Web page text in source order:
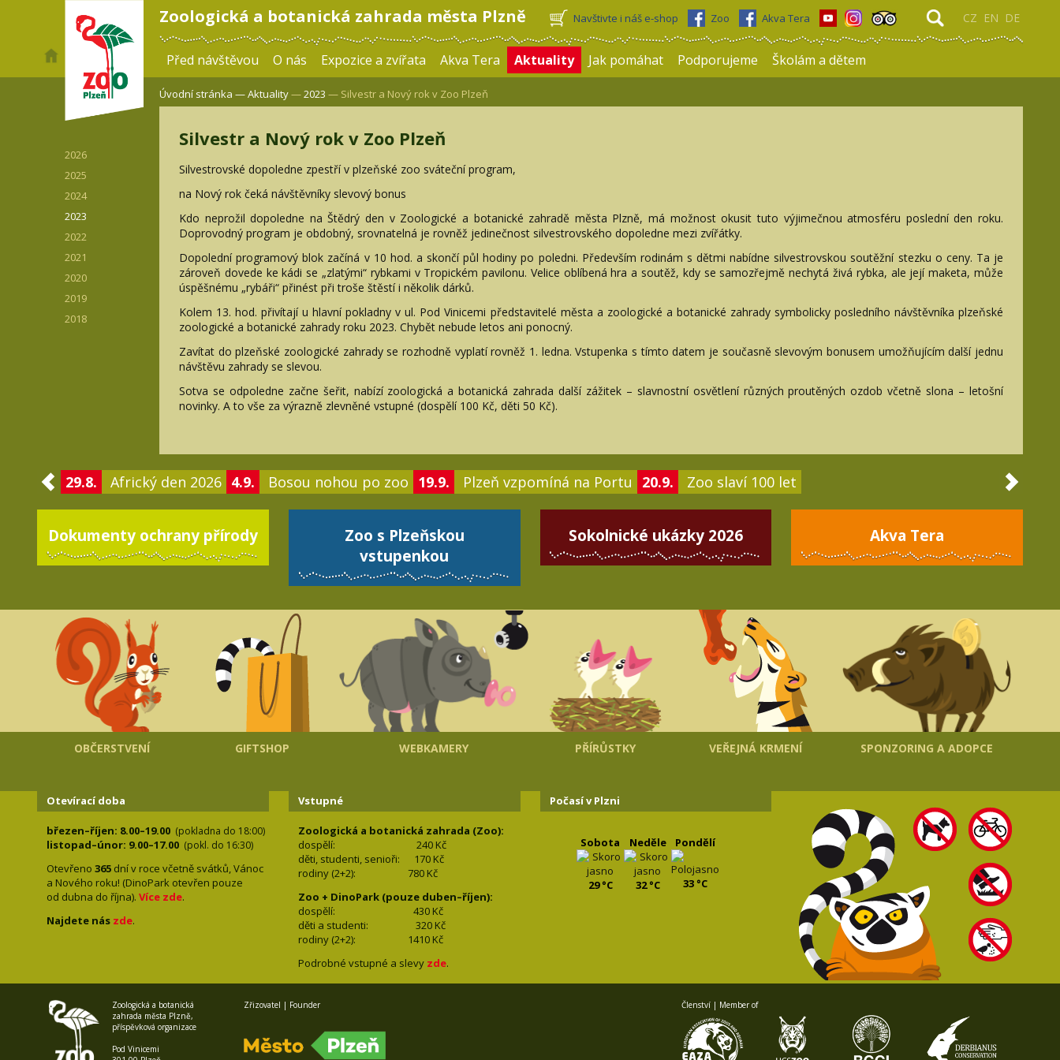
Zoologická a botanická zahrada města Plzně CZ EN DE
Navštivte i náš e-shop Zoo Akva Tera
Před návštěvou O nás Expozice a zvířata Akva Tera Aktuality Jak pomáhat Podporujeme Školám a dětem
2026
2025
2024
2023
2022
2021
2020
2019
2018
Úvodní stránka —Aktuality—2023 — Silvestr a Nový rok v Zoo Plzeň
Silvestr a Nový rok v Zoo Plzeň
Silvestrovské dopoledne zpestří v plzeňské zoo sváteční program,
na Nový rok čeká návštěvníky slevový bonus
Kdo neprožil dopoledne na Štědrý den v Zoologické a botanické zahradě města Plzně, má možnost okusit tuto výjimečnou atmosféru poslední den roku.
Doprovodný program je obdobný, srovnatelná je rovněž jedinečnost silvestrovského dopoledne mezi zvířátky.
Dopolední programový blok začíná v 10 hod. a skončí půl hodiny po poledni. Především rodinám s dětmi nabídne silvestrovskou soutěžní stezku o ceny. Ta je
zároveň dovede ke kádi se „zlatými“ rybkami v Tropickém pavilonu. Velice oblíbená hra a soutěž, kdy se samozřejmě nechytá živá rybka, ale její maketa, může
úspěšnému „rybáři“ přinést při troše štěstí i několik dárků.
Kolem 13. hod. přivítají u hlavní pokladny v ul. Pod Vinicemi představitelé města a zoologické a botanické zahrady symbolicky posledního návštěvníka plzeňské
zoologické a botanické zahrady roku 2023. Chybět nebude letos ani ponocný.
Zavítat do plzeňské zoologické zahrady se rozhodně vyplatí rovněž 1. ledna. Vstupenka s tímto datem je současně slevovým bonusem umožňujícím další jednu
návštěvu zahrady se slevou.
Sotva se odpoledne začne šeřit, nabízí zoologická a botanická zahrada další zážitek – slavnostní osvětlení různých proutěných ozdob včetně slona – letošní
novinky. A to vše za výrazně zlevněné vstupné (dospělí 100 Kč, děti 50 Kč).
29.8. Africký den 2026 4.9. Bosou nohou po zoo 19.9. Plzeň vzpomíná na Portu 20.9. Zoo slaví 100 let
Dokumenty ochrany přírody
Zoo s Plzeňskou
vstupenkou
Sokolnické ukázky 2026 Akva Tera
OBČERSTVENÍ GIFTSHOP WEBKAMERY PŘÍRŮSTKY VEŘEJNÁ KRMENÍ SPONZORING A ADOPCE
Otevírací doba
březen–říjen: 8.00–19.00 (pokladna do 18:00)
listopad–únor: 9.00–17.00 (pokl. do 16:30)
Otevřeno 365 dní v roce včetně svátků, Vánoc
a Nového roku! (DinoPark otevřen pouze
od dubna do října). Více zde.
Najdete nás zde.
Vstupné
Zoologická a botanická zahrada (Zoo):
dospělí:
240 Kč
děti, studenti, senioři: 170Kč
rodiny (2+2): 780Kč
Zoo + DinoPark (pouze duben–říjen):
dospělí: 430Kč
děti a studenti: 320 Kč
rodiny (2+2): 1410 Kč
Podrobné vstupné a slevy zde.
Počasí v Plzni
Sobota
29 °C
Neděle
32 °C
Pondělí
33 °C
Zoologická a botanická
zahrada města Plzně,
příspěvková organizace
Pod Vinicemi
Zřizovatel | Founder Členství | Member of